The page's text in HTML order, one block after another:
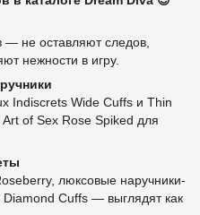
не оставляют следов,
нежности в игру.
Indiscrets Wide Cuffs и Thin
of Sex Rose Spiked для
люксовые наручники-
Cuffs — выглядят как